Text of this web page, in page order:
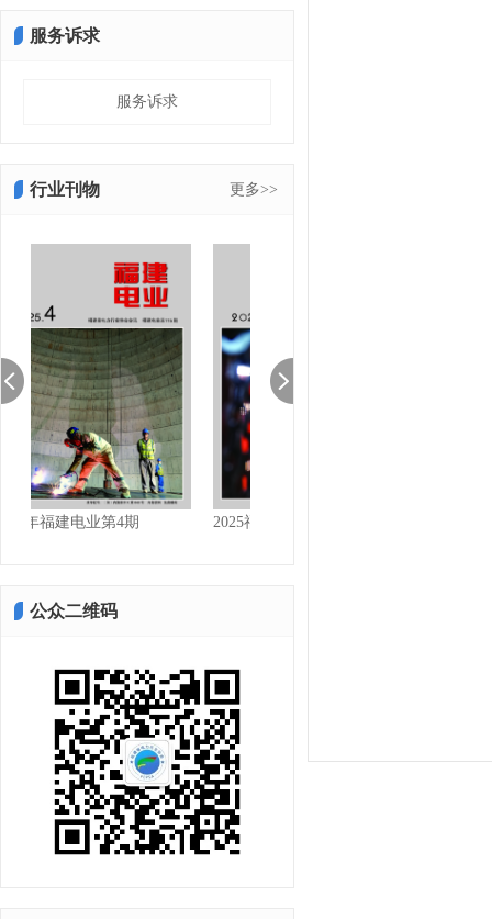
服务诉求
服务诉求
更多>>
行业刊物
2025年福建电业第4期
公众二维码